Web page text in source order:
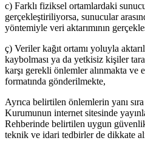
c) Farklı fiziksel ortamlardaki
gerçekleştiriliyorsa, sunucular
yöntemiyle veri aktarımının
ç) Veriler kağıt ortamı yoluyla
kaybolması ya da yetkisiz kişiler
karşı gerekli önlemler alınmakta
formatında gönderilmekte,
Ayrıca belirtilen önlemlerin yanı
Kurumunun internet sitesinde
Rehberinde belirtilen uygun
teknik ve idari tedbirler de dikkate